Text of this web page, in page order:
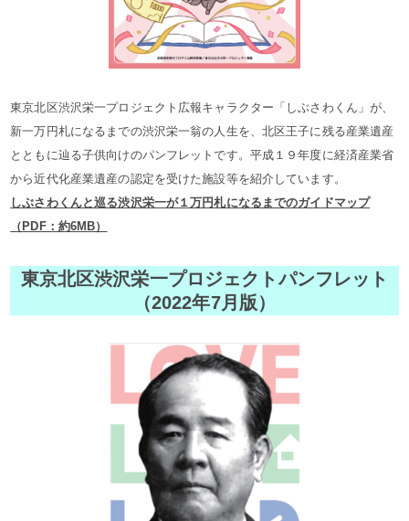
東京北区渋沢栄一プロジェクト広報キャラクター「しぶさわくん」が、
新一万円札になるまでの渋沢栄一翁の人生を、北区王子に残る産業遺産
とともに辿る子供向けのパンフレットです。平成１９年度に経済産業省
から近代化産業遺産の認定を受けた施設等を紹介しています。
しぶさわくんと巡る渋沢栄一が１万円札になるまでのガイドマップ
（PDF：約6MB）
東京北区渋沢栄一プロジェクトパンフレット
（2022年7月版）